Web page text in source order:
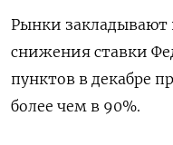
Рынки закладывают
снижения ставки
пунктов в декабре
более чем в 90%.